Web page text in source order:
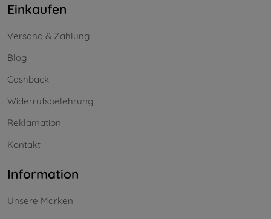
Einkaufen
Versand & Zahlung
Blog
Cashback
Widerrufsbelehrung
Reklamation
Kontakt
Information
Unsere Marken